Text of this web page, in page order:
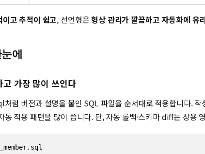
고 추적이 쉽고, 선언형은형상 관리가 깔끔하고 자동화에 유
에
가장 많이 쓰인다
럼 버전과 설명을 붙인 SQL 파일을 순서대로 적용합니다.
동 적용 패턴을 많이 씁니다. 단, 자동 롤백·스키마 diff는 상용